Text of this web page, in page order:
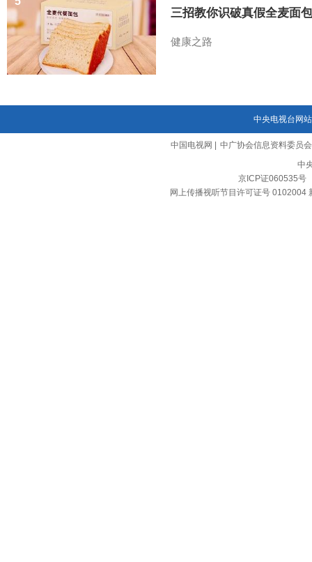
三招教你识破真假全麦面包
健康之路
中央电视台网站
中国电视网 | 中广协会信息资料委员会
中
京ICP证060535号
网上传播视听节目许可证号 0102004